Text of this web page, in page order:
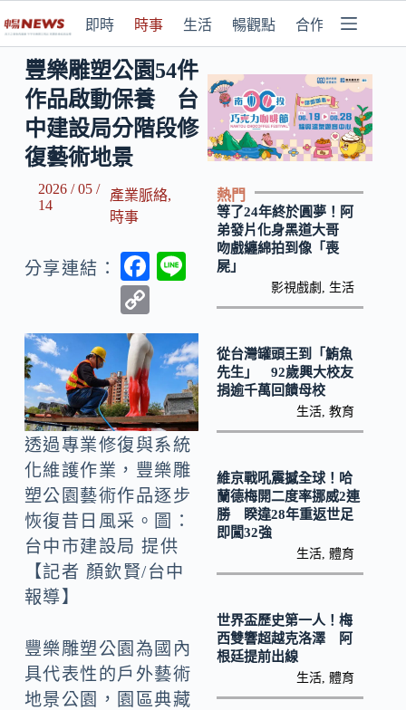
即時 時事 生活 暢觀點 合作媒體
豐樂雕塑公園54件
作品啟動保養 台
中建設局分階段修
復藝術地景
2026 / 05 /
14
產業脈絡,
時事
分享連結：
F
b
o
o
k
o
p
y
Li
n
k
透過專業修復與系統
化維護作業，豐樂雕
塑公園藝術作品逐步
恢復昔日風采。圖：
台中市建設局 提供
【記者 顏欽賢/台中
報導】
豐樂雕塑公園為國內
具代表性的戶外藝術
地景公園，園區典藏
熱門
等了24年終於圓夢！阿
弟發片化身黑道大哥
吻戲纏綿拍到像「喪
屍」
影視戲劇 生活
從台灣罐頭王到「鮪魚
先生」 92歲興大校友
捐逾千萬回饋母校
生活 ,教育
維京戰吼震撼全球！哈
蘭德梅開二度率挪威2連
勝 睽違28年重返世足
即闖32強
生活 ,體育
世界盃歷史第一人！梅
西雙響超越克洛澤 阿
根廷提前出線
生活 ,體育